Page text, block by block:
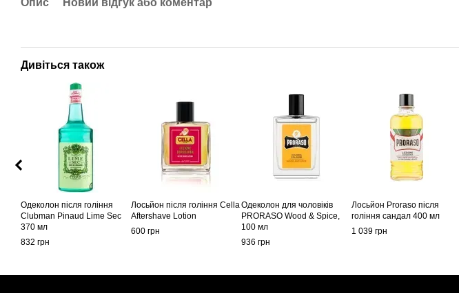
Дивіться також
Одеколон після гоління
Clubman Pinaud Lime Sec
370 мл
832 грн
Лосьйон після гоління Cella
Aftershave Lotion
600 грн
Одеколон для чоловіків
PRORASO Wood & Spice,
100 мл
936 грн
Лосьйон Proraso після
гоління сандал 400 мл
1 039 грн